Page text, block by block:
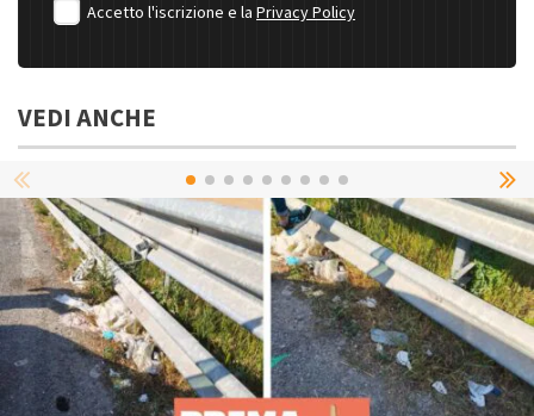
Accetto l'iscrizione e la Privacy Policy
VEDI ANCHE